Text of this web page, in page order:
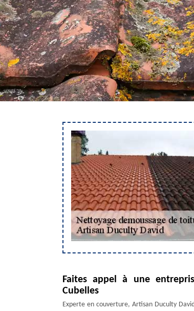
Faites appel à une
Cubelles
Experte en couverture, Artisan Duculty